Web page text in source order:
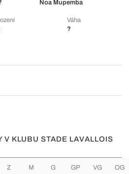
Noa Mupemba
Váha
?
V KLUBU STADE LAVALLOIS
Z M G GP VG OG